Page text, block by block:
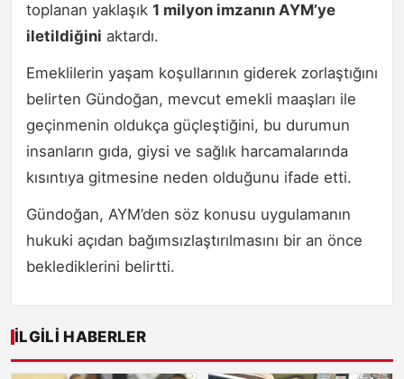
toplanan yaklaşık 1 milyon imzanın AYM’ye
iletildiğini aktardı.
Emeklilerin yaşam koşullarının giderek zorlaştığını
belirten Gündoğan, mevcut emekli maaşları ile
geçinmenin oldukça güçleştiğini, bu durumun
insanların gıda, giysi ve sağlık harcamalarında
kısıntıya gitmesine neden olduğunu ifade etti.
Gündoğan, AYM’den söz konusu uygulamanın
hukuki açıdan bağımsızlaştırılmasını bir an önce
beklediklerini belirtti.
İLGILI HABERLER